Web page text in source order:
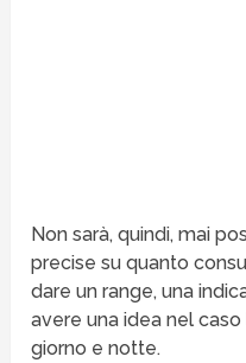
Non sarà, quindi, mai
precise su quanto
dare un range, una
avere una idea nel
giorno e notte.